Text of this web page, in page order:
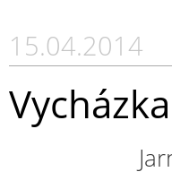
15.04.2014